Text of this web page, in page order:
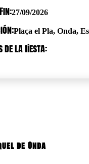
27/09/2026
Plaça el Pla, Onda,
de la fiesta:
de Onda